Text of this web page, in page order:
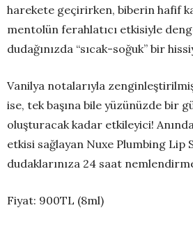
harekete geçirirken, biberin hafif
mentolün ferahlatıcı etkisiyle
dudağınızda “sıcak-soğuk” bir
Vanilya notalarıyla
ise, tek başına bile yüzünüzde bir
oluşturacak kadar etkileyici!
etkisi sağlayan Nuxe Plumbing Lip
dudaklarınıza 24 saat
Fiyat: 900TL (8ml)